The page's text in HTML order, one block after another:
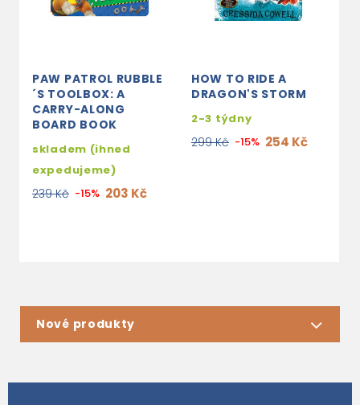
PAW PATROL RUBBLE
´S TOOLBOX: A
CARRY-ALONG
BOARD BOOK
skladem (ihned
expedujeme)
239 Kč -15% 203 Kč
HOW TO RIDE A
DRAGON'S STORM
2-3 týdny
299 Kč -15% 254 Kč
Nové produkty